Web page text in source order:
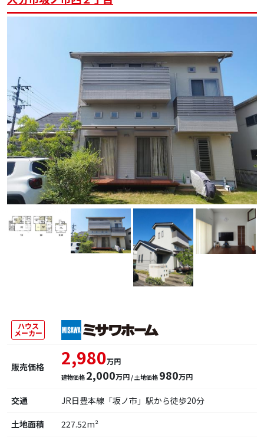
ハウス
メーカー
販売価格 2,980万円
建物価格 2,000万円/ 土地価格 980万円
交通
JR日豊本線「坂ノ市」駅から徒歩20分
土地面積
227.52m²